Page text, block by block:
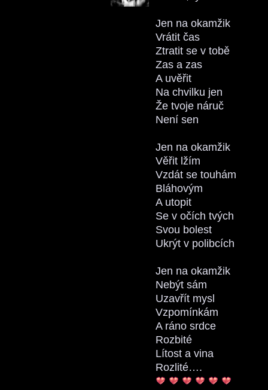
Jen na okamžik
Vrátit čas
Ztratit se v tobě
Zas a zas
A uvěřit
Na chvilku jen
Že tvoje náruč
Není sen
Jen na okamžik
Věřit lžím
Vzdát se touhám
Bláhovým
A utopit
Se v očích tvých
Svou bolest
Ukrýt v polibcích
Jen na okamžik
Nebýt sám
Uzavřít mysl
Vzpomínkám
A ráno srdce
Rozbité
Lítost a vina
Rozlité….